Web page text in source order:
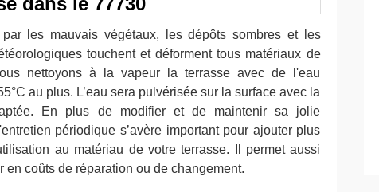
les mauvais végétaux, les dépôts sombres et les
touchent et déforment tous matériaux de
nettoyons à la vapeur la terrasse avec de l'eau
au plus. L’eau sera pulvérisée sur la surface avec la
En plus de modifier et de maintenir sa jolie
périodique s’avère important pour ajouter plus
au matériau de votre terrasse. Il permet aussi
en coûts de réparation ou de changement.